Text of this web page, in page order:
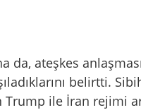
ateşkes
belirtti.
ile İran rejimi